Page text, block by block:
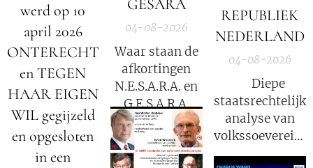
werd op 10
april 2026
ONTERECHT
en TEGEN
HAAR EIGEN
WIL gegijzeld
en opgesloten
in een
GESARA
04-08-2026
Waar staan de
afkortingen
N.E.S.A.R.A. en
G.E.S.A.R.A.
voor?
REPUBLIEK
NEDERLAND
04-08-2026
⚖️ Diepe
staatsrechtelijke
analyse van
in Nederland